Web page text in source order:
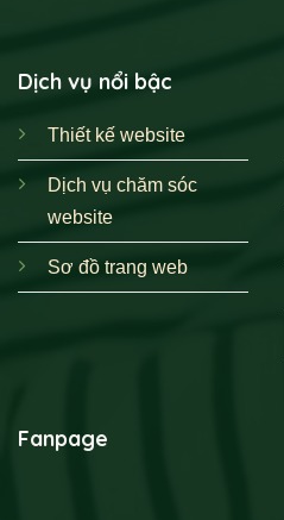
Dịch vụ nổi bậc
Thiết kế website
Dịch vụ chăm sóc
website
Sơ đồ trang web
Fanpage